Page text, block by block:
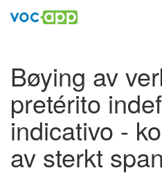
Bøying av
pretérito
indicativo -
av sterkt